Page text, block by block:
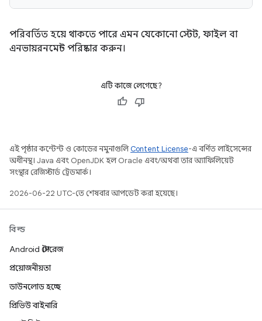
পরিবর্তিত হয়ে থাকতে পারে এমন যেকোনো স্টেট, ফাইল বা
এনভায়রনমেন্ট পরিষ্কার করুন।
এটি কাজে লেগেছে?
এই পৃষ্ঠার কন্টেন্ট ও কোডের নমুনাগুলিContent License-এ বর্ণিত লাইসেন্সের
অধীনস্থ। Java এবং OpenJDK হল Oracle এবং/অথবা তার অ্যাফিলিয়েট
সংস্থার রেজিস্টার্ড ট্রেডমার্ক।
2026-06-22 UTC-তে শেষবার আপডেট করা হয়েছে।
বিল্ড
Android স্টোরেজ
প্রয়োজনীয়তা
ডাউনলোড হচ্ছে
প্রিভিউ বাইনারি